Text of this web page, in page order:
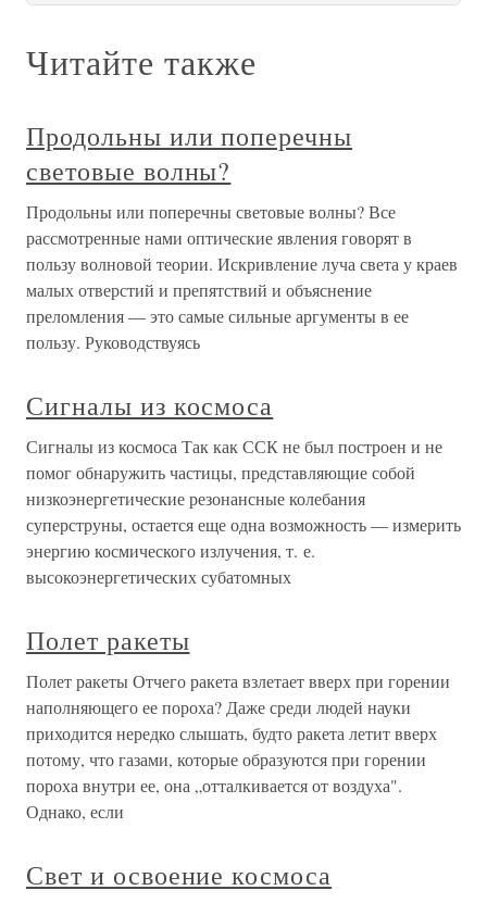
Читайте также
Продольны или поперечны
световые волны?
Продольны или поперечны световые волны? Все
рассмотренные нами оптические явления говорят в
пользу волновой теории. Искривление луча света у краев
малых отверстий и препятствий и объяснение
преломления — это самые сильные аргументы в ее
пользу. Руководствуясь
Сигналы из космоса
Сигналы из космоса Так как ССК не был построен и не
помог обнаружить частицы, представляющие собой
низкоэнергетические резонансные колебания
суперструны, остается еще одна возможность — измерить
энергию космического излучения, т. е.
высокоэнергетических субатомных
Полет ракеты
Полет ракеты Отчего ракета взлетает вверх при горении
наполняющего ее пороха? Даже среди людей науки
приходится нередко слышать, будто ракета летит вверх
потому, что газами, которые образуются при горении
пороха внутри ее, она „отталкивается от воздуха".
Однако, если
Свет и освоение космоса